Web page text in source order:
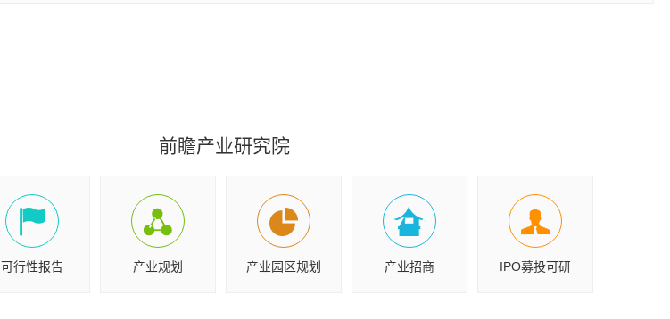
前瞻产业研究院
可行性报告 产业规划 产业园区规划 产业招商 IPO募投可研